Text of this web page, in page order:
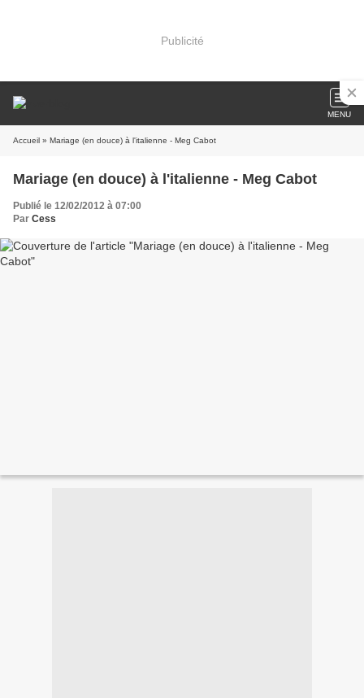
Publicité
MENU
Accueil » Mariage (en douce) à l'italienne - Meg Cabot
Mariage (en douce) à l'italienne - Meg Cabot
Publié le 12/02/2012 à 07:00
Par Cess